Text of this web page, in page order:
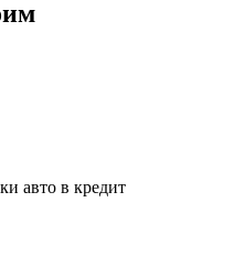
авто в кредит